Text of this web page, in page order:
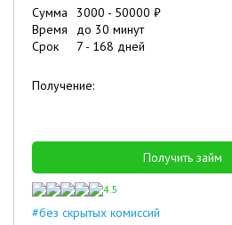
Сумма 3000 - 50000 ₽
Время
до 30 минут
Срок
7 - 168 дней
Получение:
Получить займ
4.5
#без скрытых комиссий